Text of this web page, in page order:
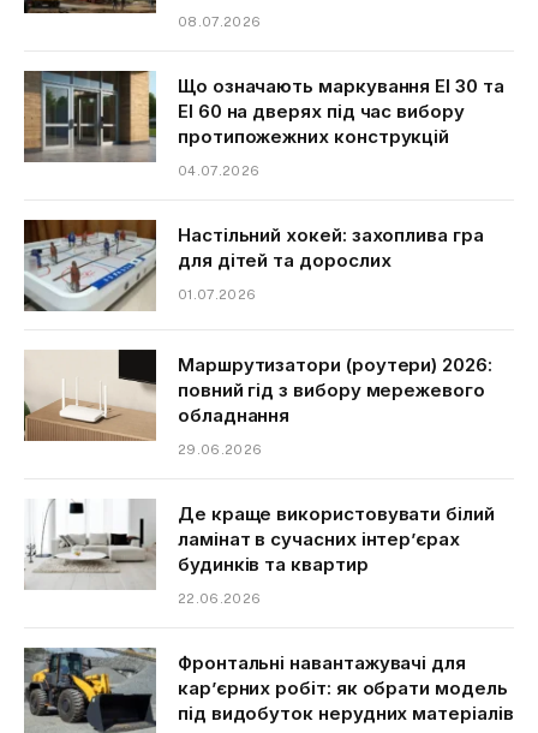
08.07.2026
Що означають маркування EI 30 та
EI 60 на дверях під час вибору
протипожежних конструкцій
04.07.2026
Настільний хокей: захоплива гра
для дітей та дорослих
01.07.2026
Маршрутизатори (роутери) 2026:
повний гід з вибору мережевого
обладнання
29.06.2026
Де краще використовувати білий
ламінат в сучасних інтер’єрах
будинків та квартир
22.06.2026
Фронтальні навантажувачі для
кар’єрних робіт: як обрати модель
під видобуток нерудних матеріалів